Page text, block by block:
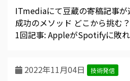
ITmediaにて豆蔵の寄稿記事
成功のメソッド どこから挑む
1回記事: AppleがSpotifyに敗
2022年11月04日 技術発信